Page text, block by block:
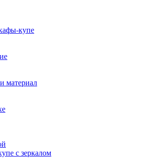
купе
материал
с зеркалом